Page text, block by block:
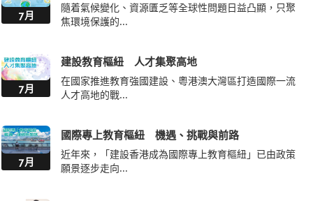
7月
隨着氣候變化、資源匱乏等全球性問題日益凸顯，只聚
焦環境保護的...
7月
建設教育樞紐 人才集聚高地
在國家推進教育強國建設、粵港澳大灣區打造國際一流
人才高地的戰...
7月
國際專上教育樞紐 機遇、挑戰與前路
近年來，「建設香港成為國際專上教育樞紐」已由政策
願景逐步走向...